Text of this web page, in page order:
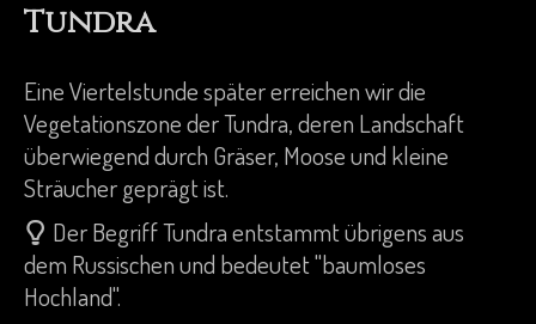
Tundra
Eine Viertelstunde später erreichen wir die
Vegetationszone der Tundra, deren Landschaft
überwiegend durch Gräser, Moose und kleine
Sträucher geprägt ist.
Der Begriff Tundra entstammt übrigens aus
dem Russischen und bedeutet "baumloses
Hochland".